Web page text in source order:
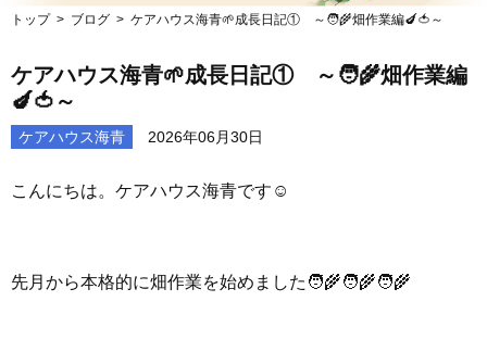
トップ ブログ ケアハウス海青🌱成長日記① ～🧑‍🌾畑作業編🍆🍅～
ケアハウス海青🌱成長日記① ～🧑‍🌾畑作業編
🍆🍅～
ケアハウス海青 2026年06月30日
こんにちは。ケアハウス海青です☺️
先月から本格的に畑作業を始めました🧑‍🌾🧑‍🌾🧑‍🌾